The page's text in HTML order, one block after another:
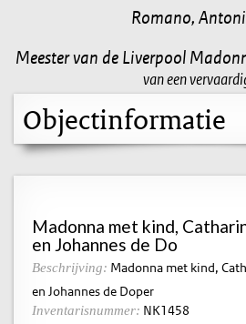
Romano,
Meester van de Liverpool
van een
Objectinformatie
Madonna met kind,
en Johannes de Do
Beschrijving: Madonna met kind,
en Johannes de Doper
Inventarisnummer: NK1458